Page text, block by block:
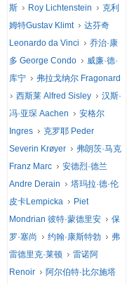
斯
Roy Lichtenstein
克利
姆特Gustav Klimt
达芬奇
Leonardo da Vinci
乔治·康
多 George Condo
威廉·德·
库宁
弗拉戈纳尔 Fragonard
西斯莱 Alfred Sisley
汉斯·
冯·亚琛 Aachen
安格尔
Ingres
克罗耶 Peder
Severin Krøyer
弗朗茨·马克
Franz Marc
安德烈·德兰
Andre Derain
塔玛拉·德·伦
皮卡Lempicka
Piet
Mondrian 彼特·蒙德里安
保
罗·塞尚
约翰·康斯特勃
弗
雷德里克·莱顿
雷诺阿
Renoir
阿尔伯特·比尔施塔